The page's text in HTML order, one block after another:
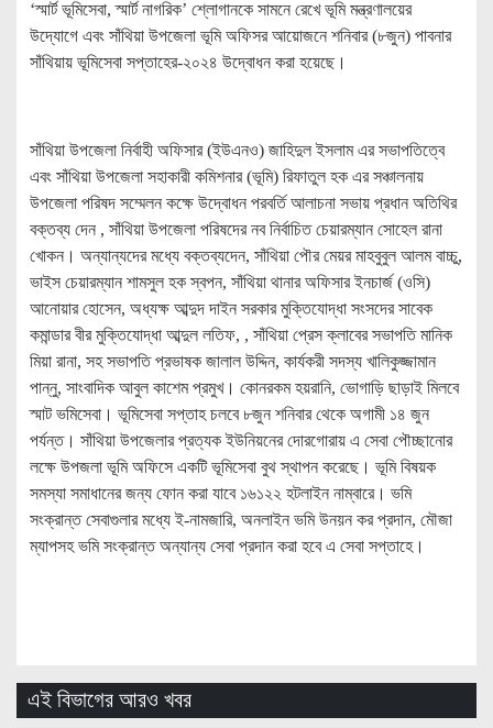
‘স্মার্ট ভূমিসেবা, স্মার্ট নাগরিক’ শ্লােগানকে সামনে রেখে ভূমি মন্ত্রণালয়ের
উদ্যােগে এবং সাঁথিয়া উপজেলা ভূমি অফিসর আয়োজনে শনিবার (৮জুন) পাবনার
সাঁথিয়ায় ভূমিসেবা সপ্তাহের-২০২৪ উদ্বােধন করা হয়েছে।
সাঁথিয়া উপজেলা নির্বাহী অফিসার (ইউএনও) জাহিদুল ইসলাম এর সভাপতিত্বে
এবং সাঁথিয়া উপজেলা সহাকারী কমিশনার (ভূমি) রিফাতুল হক এর সঞ্চালনায়
উপজেলা পরিষদ সম্মেলন কক্ষে উদ্বােধন পরবর্তি আলাচনা সভায় প্রধান অতিথির
বক্তব্য দেন , সাঁথিয়া উপজেলা পরিষদের নব নির্বাচিত চেয়ারম্যান সােহেল রানা
খােকন। অন্যান্যদের মধ্যে বক্তব্যদেন, সাঁথিয়া পৌর মেয়র মাহবুবুল আলম বাচ্চু,
ভাইস চেয়ারম্যান শামসুল হক স্বপন, সাঁথিয়া থানার অফিসার ইনচার্জ (ওসি)
আনোয়ার হােসেন, অধ্যক্ষ আব্দুদ দাইন সরকার মুক্তিযোদ্ধা সংসদের সাবেক
কমান্ডার বীর মুক্তিযােদ্ধা আব্দুল লতিফ, , সাঁথিয়া প্রেস ক্লাবের সভাপতি মানিক
মিয়া রানা, সহ সভাপতি প্রভাষক জালাল উদ্দিন, কার্যকরী সদস্য খালিকুজ্জামান
পান্নু, সাংবাদিক আবুল কাশেম প্রমুখ। কোনরকম হয়রানি, ভােগাড়ি ছাড়াই মিলবে
স্মাট ভমিসেবা। ভূমিসেবা সপ্তাহ চলবে ৮জুন শনিবার থেকে অগামী ১৪ জুন
পর্যন্ত। সাঁথিয়া উপজেলার প্রত্যক ইউনিয়নের দোরগোরায় এ সেবা পৌচ্ছানোর
লক্ষে উপজলা ভূমি অফিসে একটি ভূমিসেবা বুথ স্থাপন করেছে। ভূমি বিষয়ক
সমস্যা সমাধানের জন্য ফােন করা যাবে ১৬১২২ হটলাইন নাম্বারে। ভমি
সংক্রান্ত সেবাগুলার মধ্যে ই-নামজারি, অনলাইন ভমি উনয়ন কর প্রদান, মৌজা
ম্যাপসহ ভমি সংক্রান্ত অন্যান্য সেবা প্রদান করা হবে এ সেবা সপ্তাহে।
এই বিভাগের আরও খবর